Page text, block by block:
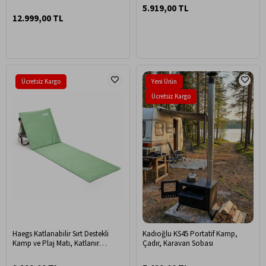
12.999,00 TL
5.919,00 TL
Haegs Katlanabilir Sırt Destekli
Kamp ve Plaj Matı, Katlanır
Ücretsiz Kargo
Kadıoğlu KS45 Portatif Kamp,
Çadır, Karavan Sobası
Yeni Ürün
Ücretsiz Kargo